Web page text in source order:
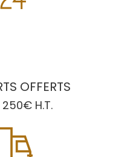
OFFERTS
H.T.